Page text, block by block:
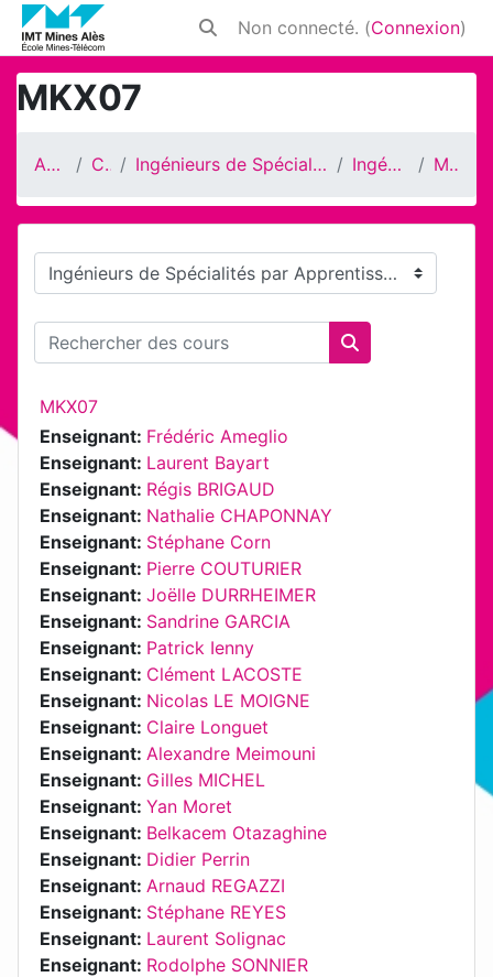
Passer au contenu principal
Activer/désactiver la saisie de
Non connecté. (Connexion)
MKX07
Accueil Cours Ingénieurs de Spécialités par Apprentissage Ingénieur MKX MKX07
Catégories de cours
Rechercher des cours
Rechercher des
MKX07
Enseignant: Frédéric Ameglio
Enseignant: Laurent Bayart
Enseignant: Régis BRIGAUD
Enseignant: Nathalie CHAPONNAY
Enseignant: Stéphane Corn
Enseignant: Pierre COUTURIER
Enseignant: Joëlle DURRHEIMER
Enseignant: Sandrine GARCIA
Enseignant: Patrick Ienny
Enseignant: Clément LACOSTE
Enseignant: Nicolas LE MOIGNE
Enseignant: Claire Longuet
Enseignant: Alexandre Meimouni
Enseignant: Gilles MICHEL
Enseignant: Yan Moret
Enseignant: Belkacem Otazaghine
Enseignant: Didier Perrin
Enseignant: Arnaud REGAZZI
Enseignant: Stéphane REYES
Enseignant: Laurent Solignac
Enseignant: Rodolphe SONNIER